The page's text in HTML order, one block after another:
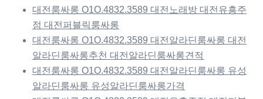
대전룸싸롱 O1O.4832.3589 대전노래방 대전유흥주
점 대전퍼블릭룸싸롱
대전룸싸롱 O1O.4832.3589 대전알라딘룸싸롱 대전
알라딘룸싸롱추천 대전알라딘룸싸롱견적
대전룸싸롱 O1O.4832.3589 대전알라딘룸싸롱 유성
알라딘룸싸롱 유성알라딘룸싸롱가격